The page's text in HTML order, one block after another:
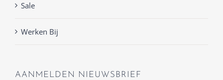
Sale
Werken Bij
AANMELDEN NIEUWSBRIEF